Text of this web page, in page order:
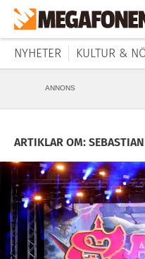
NYHETER KULTUR &
ANNONS
ARTIKLAR OM: